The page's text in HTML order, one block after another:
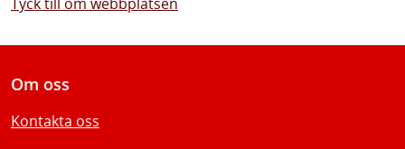
Om oss
Kontakta oss